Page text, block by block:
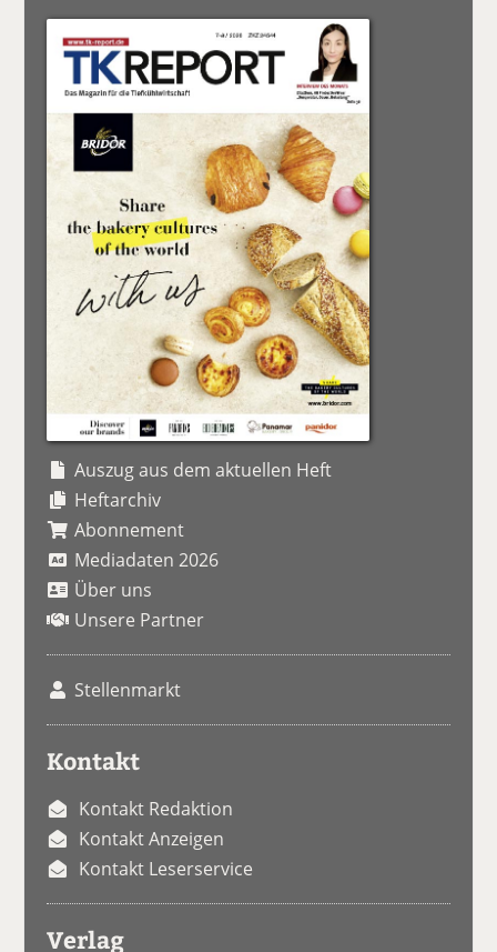
Auszug aus dem aktuellen Heft
Heftarchiv
Abonnement
Mediadaten 2026
Über uns
Unsere Partner
Stellenmarkt
Kontakt
Kontakt Redaktion
Kontakt Anzeigen
Kontakt Leserservice
Verlag